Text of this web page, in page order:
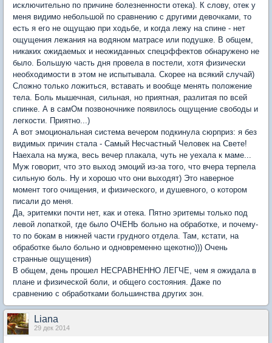
исключительно по причине болезненности отека). К слову, отек у
меня видимо небольшой по сравнению с другими девочками, то
есть я его не ощущаю при ходьбе, и когда лежу на спине - нет
ощущения лежания на водяном матрасе или подушке. В общем,
никаких ожидаемых и неожиданных спецэффектов обнаружено не
было. Большую часть дня провела в постели, хотя физически
необходимости в этом не испытывала. Скорее на всякий случай)
Сложно только ложиться, вставать и вообще менять положение
тела. Боль мышечная, сильная, но приятная, разлитая по всей
спинке. А в самОм позвоночнике появилось ощущение свободы и
легкости. Приятно...)
А вот эмоциональная система вечером подкинула сюрприз: я без
видимых причин стала - Самый Несчастный Человек на Свете!
Наехала на мужа, весь вечер плакала, чуть не уехала к маме...
Муж говорит, что это выход эмоций из-за того, что вчера терпела
сильную боль. Ну и хорошо что они выходят) Это наверное
момент того очищения, и физического, и душевного, о котором
писали до меня.
Да, эритемки почти нет, как и отека. Пятно эритемы только под
левой лопаткой, где было ОЧЕНЬ больно на обработке, и почему-
то по бокам в нижней части грудного отдела. Там, кстати, на
обработке было больно и одновременно щекотно))) Очень
странные ощущения)
В общем, день прошел НЕСРАВНЕННО ЛЕГЧЕ, чем я ожидала в
плане и физической боли, и общего состояния. Даже по
сравнению с обработками большинства других зон.
Liana
29 дек 2014